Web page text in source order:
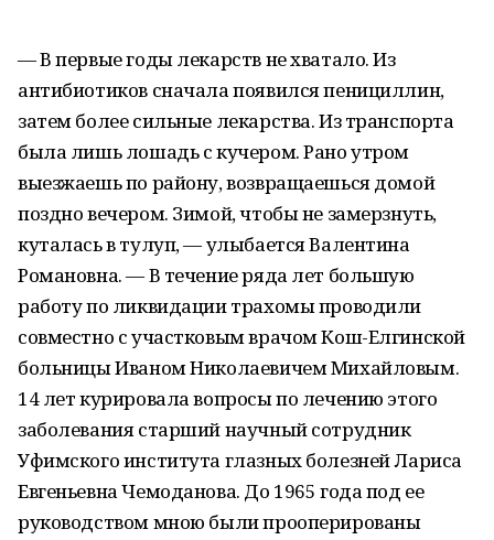
— В первые годы лекарств не хватало. Из
антибиотиков сначала появился пенициллин,
затем более сильные лекарства. Из транспорта
была лишь лошадь с кучером. Рано утром
выезжаешь по району, возвращаешься домой
поздно вечером. Зимой, чтобы не замерзнуть,
куталась в тулуп, — улыбается Валентина
Романовна. — В течение ряда лет большую
работу по ликвидации трахомы проводили
совместно с участковым врачом Кош-Елгинской
больницы Иваном Николаевичем Михайловым.
14 лет курировала вопросы по лечению этого
заболевания старший научный сотрудник
Уфимского института глазных болезней Лариса
Евгеньевна Чемоданова. До 1965 года под ее
руководством мною были прооперированы